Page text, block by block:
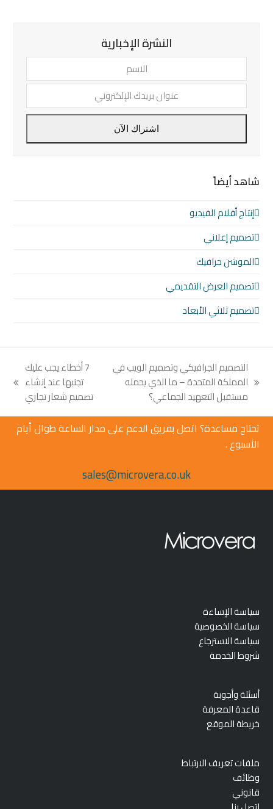
النشرة الإخبارية
الاسم
عنوان
بريدك
اشتراك الآن
شاهد أيضاً
إنتاج أفلام الفيديو
تصميم إعلاني
الموشن جرافيك
تصميم العرض التقديمي
تصميم ثلاثي الأبعاد
previous
post:
التصميم الجرافيكي وتصميم الويب في
المملكة المتحدة – ما الذي يحمله
مستقبل التعهيد الجماعي؟
next
post:
7 أخطاء يجب عليك
تجنبها عند إنشاء
تصميم شعار تجاري
تحتاج مساعدة؟ اتصل بفريق الدعم على مدار الساعة طوال أيام
الأسبوع .
sales@microvera.co.uk
سياسة الإساءة
سياسة الخصوصية
سياسة الاسترجاع
شروط الخدمة
أسئلة وأجوبة
قاعدة المعرفة
خريطة الموقع
ملفات تعريف الارتباط
وظائف
قانوني